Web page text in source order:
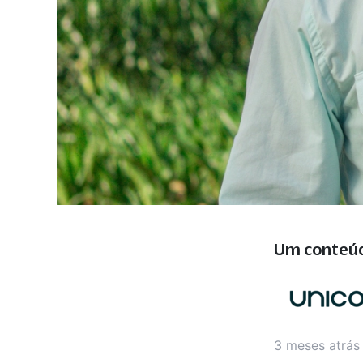
Um
3 meses atrás